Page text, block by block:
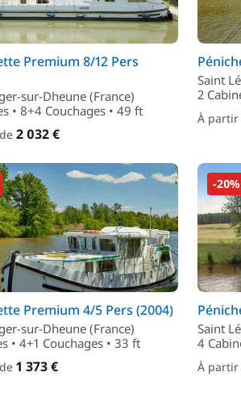
Premium 8/12 Pers
sur-Dheune (France)
• 8+4 Couchages • 49 ft
2 032 €
Saint
2
À partir
Premium 4/5 Pers (2004)
sur-Dheune (France)
• 4+1 Couchages • 33 ft
1 373 €
-20%
Saint
4
À partir